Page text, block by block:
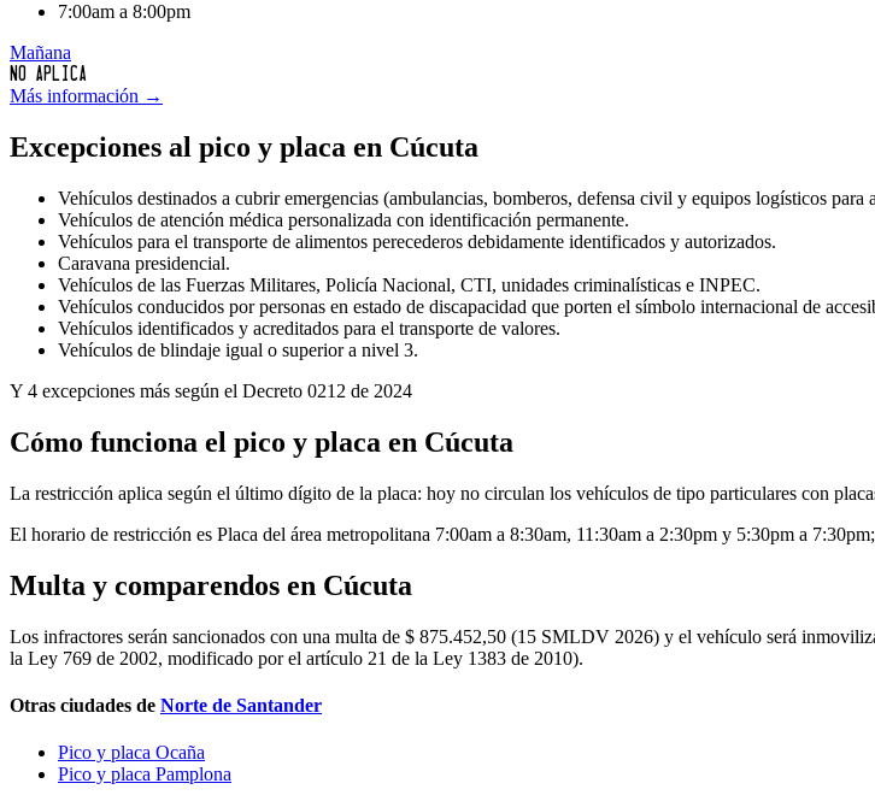
7:00am a 8:00pm
Mañana
No aplica
Más información →
Excepciones al pico y placa en Cúcuta
Vehículos destinados a cubrir emergencias (ambulancias, bomberos, defensa civil y equipos logísticos para
Vehículos de atención médica personalizada con identificación permanente.
Vehículos para el transporte de alimentos perecederos debidamente identificados y autorizados.
Caravana presidencial.
Vehículos de las Fuerzas Militares, Policía Nacional, CTI, unidades criminalísticas e INPEC.
Vehículos conducidos por personas en estado de discapacidad que porten el símbolo internacional de
Vehículos identificados y acreditados para el transporte de valores.
Vehículos de blindaje igual o superior a nivel 3.
Y 4 excepciones más según el Decreto 0212 de 2024
Cómo funciona el pico y placa en Cúcuta
La restricción aplica según el último dígito de la placa: hoy no circulan los vehículos de tipo particulares con
El horario de restricción es Placa del área metropolitana 7:00am a 8:30am, 11:30am a 2:30pm y 5:30pm a
Multa y comparendos en Cúcuta
Los infractores serán sancionados con una multa de $ 875.452,50 (15 SMLDV 2026) y el vehículo será
la Ley 769 de 2002, modificado por el artículo 21 de la Ley 1383 de 2010).
Otras ciudades de Norte de Santander
Pico y placa Ocaña
Pico y placa Pamplona